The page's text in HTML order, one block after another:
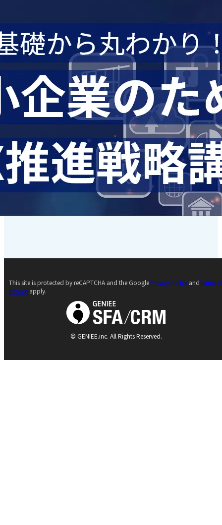
© GENIEE.inc. All Rights Reserved.
This site is protected by reCAPTCHA and the GooglePrivacy Policy andTerms
Service apply.